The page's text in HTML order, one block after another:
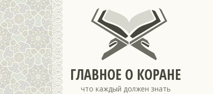
ГЛАВНОЕ О КОРАНЕ
что каждый должен знать